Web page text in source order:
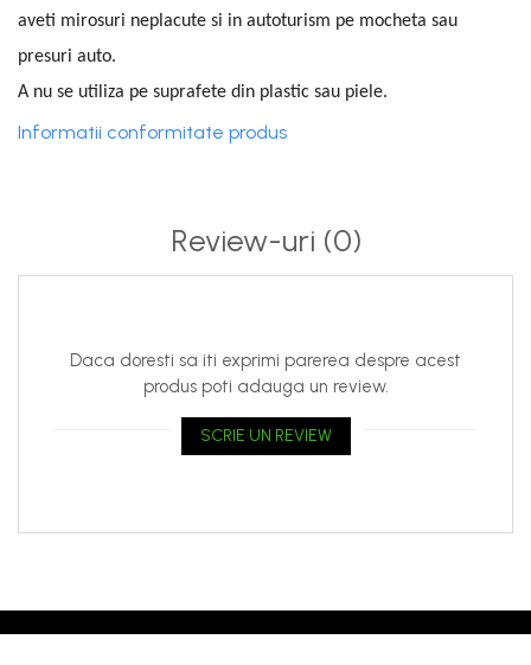
aveti mirosuri neplacute si in autoturism pe mocheta sau
presuri auto.
A nu se utiliza pe suprafete din plastic sau piele.
Informatii conformitate produs
Review-uri (0)
Daca doresti sa iti exprimi parerea despre acest
produs poti adauga un review.
SCRIE UN REVIEW